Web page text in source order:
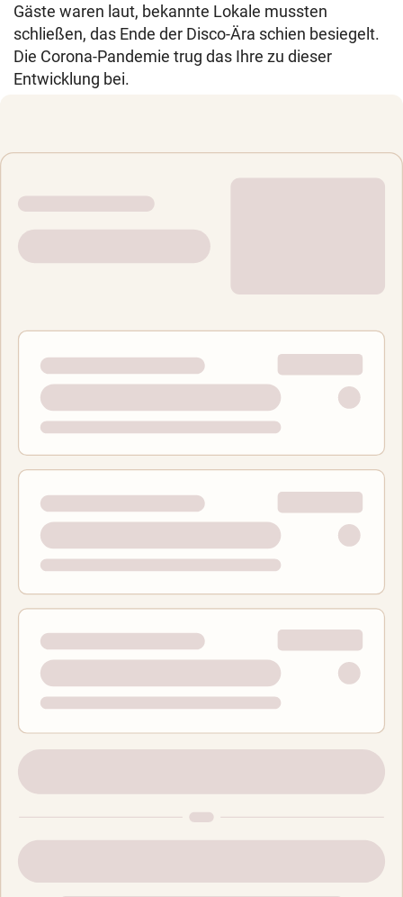
Gäste waren laut, bekannte Lokale mussten
schließen, das Ende der Disco-Ära schien besiegelt.
Die Corona-Pandemie trug das Ihre zu dieser
Entwicklung bei.